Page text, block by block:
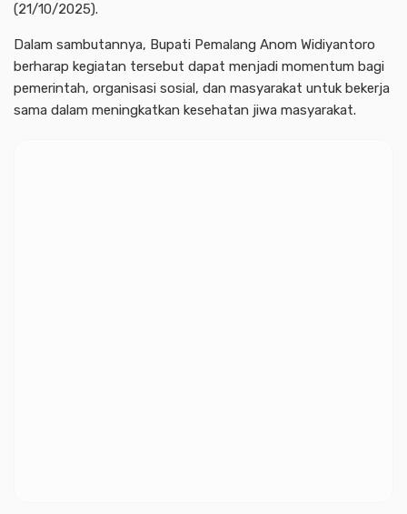
(21/10/2025).
Dalam sambutannya, Bupati Pemalang Anom Widiyantoro
berharap kegiatan tersebut dapat menjadi momentum bagi
pemerintah, organisasi sosial, dan masyarakat untuk bekerja
sama dalam meningkatkan kesehatan jiwa masyarakat.